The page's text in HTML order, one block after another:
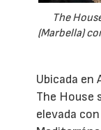
The
(Marbella)
Ubicada en
The House
elevada